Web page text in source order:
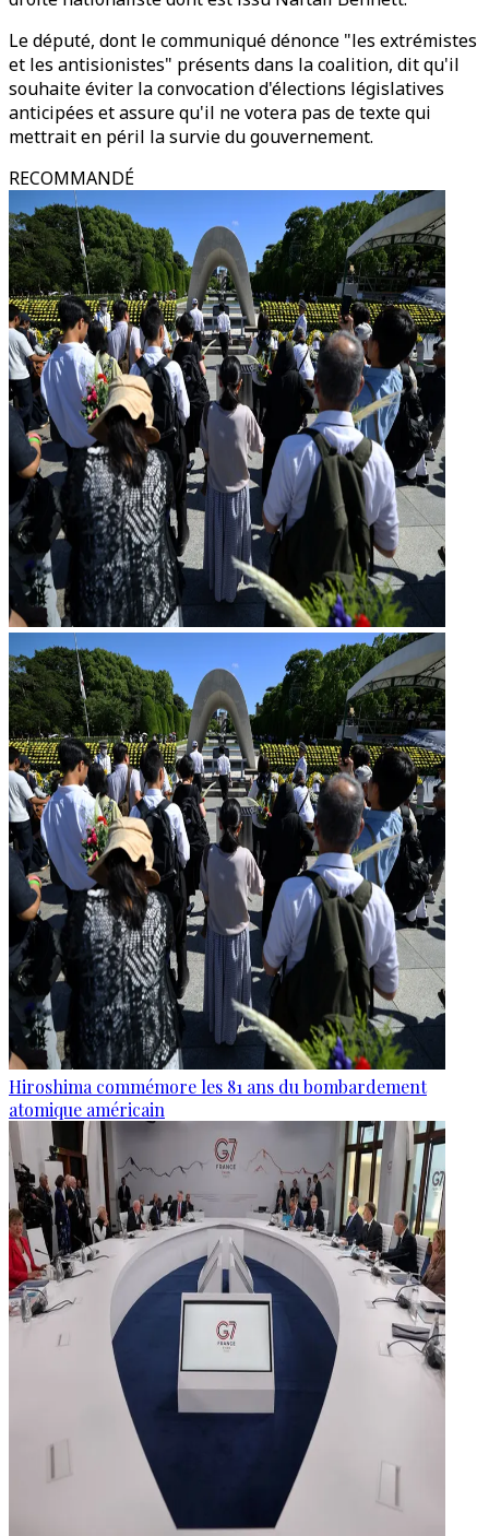
Le député, dont le communiqué dénonce "les extrémistes
et les antisionistes" présents dans la coalition, dit qu'il
souhaite éviter la convocation d'élections législatives
anticipées et assure qu'il ne votera pas de texte qui
mettrait en péril la survie du gouvernement.
RECOMMANDÉ
Hiroshima commémore les 81 ans du bombardement
atomique américain